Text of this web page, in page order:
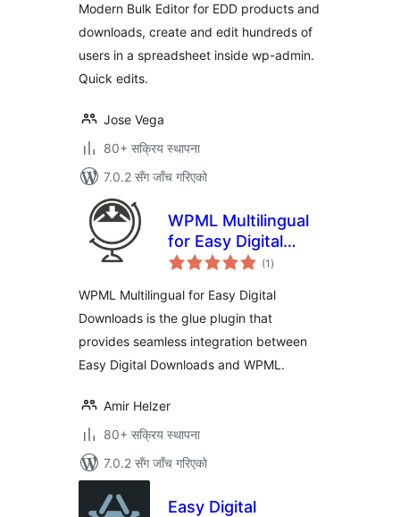
Modern Bulk Editor for EDD products and
downloads, create and edit hundreds of
users in a spreadsheet inside wp-admin.
Quick edits.
Jose Vega
80+ सक्रिय स्थापना
7.0.2 सँग जाँच गरिएको
WPML Multilingual
for Easy Digital
Downloads
(1 कुल
रेटिङ्गहरू
)
WPML Multilingual for Easy Digital
Downloads is the glue plugin that
provides seamless integration between
Easy Digital Downloads and WPML.
Amir Helzer
80+ सक्रिय स्थापना
7.0.2 सँग जाँच गरिएको
Easy Digital